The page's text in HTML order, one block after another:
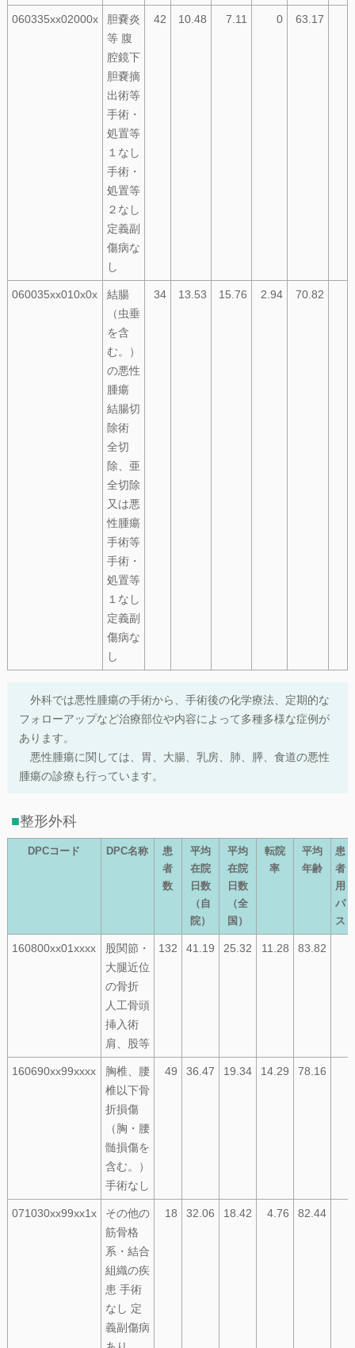
060335xx02000x
胆嚢炎
等 腹
腔鏡下
胆嚢摘
出術等
手術・
処置等
１なし
手術・
処置等
２なし
定義副
傷病な
し
42 10.48 7.11 0 63.17
060035xx010x0x
結腸
（虫垂
を含
む。）
の悪性
腫瘍
結腸切
除術
全切
除、亜
全切除
又は悪
性腫瘍
手術等
手術・
処置等
１なし
定義副
傷病な
し
34 13.53 15.76 2.94 70.82
外科では悪性腫瘍の手術から、手術後の化学療法、定期的な
フォローアップなど治療部位や内容によって多種多様な症例が
あります。
悪性腫瘍に関しては、胃、大腸、乳房、肺、膵、食道の悪性
腫瘍の診療も行っています。
整形外科
DPCコード DPC名称
患
者
数
平均
在院
日数
（自
院）
平均
在院
日数
（全
国）
転院
率
平均
年齢
患
者
用
パ
ス
160800xx01xxxx
股関節・
大腿近位
の骨折
人工骨頭
挿入術
肩、股等
132 41.19 25.32 11.28 83.82
160690xx99xxxx
胸椎、腰
椎以下骨
折損傷
（胸・腰
髄損傷を
含む。）
手術なし
49 36.47 19.34 14.29 78.16
071030xx99xx1x
その他の
筋骨格
系・結合
組織の疾
患 手術
なし 定
義副傷病
18 32.06 18.42 4.76 82.44